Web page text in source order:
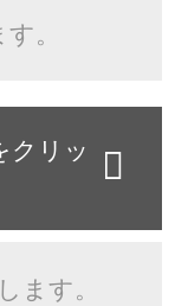
。
リッ
ます。